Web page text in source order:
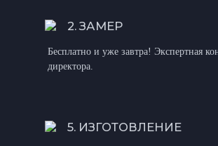
2. ЗАМЕР
Бесплатно и уже завтра! Экспертная
директора.
5. ИЗГОТОВЛЕНИЕ